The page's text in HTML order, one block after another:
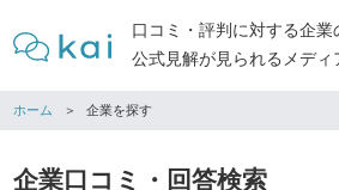
口コミ・評判に対する企業
公式見解が見られるメディ
ホーム 企業を探す
企業口コミ・回答検索